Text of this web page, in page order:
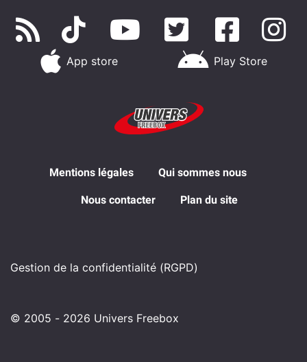
App store Play Store
Mentions légales Qui sommes nous
Nous contacter Plan du site
Gestion de la confidentialité (RGPD)
© 2005 - 2026 Univers Freebox